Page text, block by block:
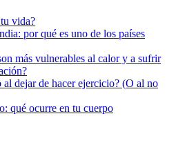
vida?
por qué es uno de los países
más vulnerables al calor y a sufrir
al dejar de hacer ejercicio? (O al no
qué ocurre en tu cuerpo